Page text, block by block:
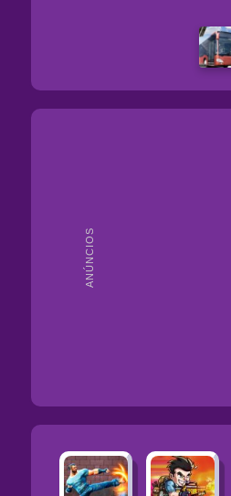
ANÚNCIOS